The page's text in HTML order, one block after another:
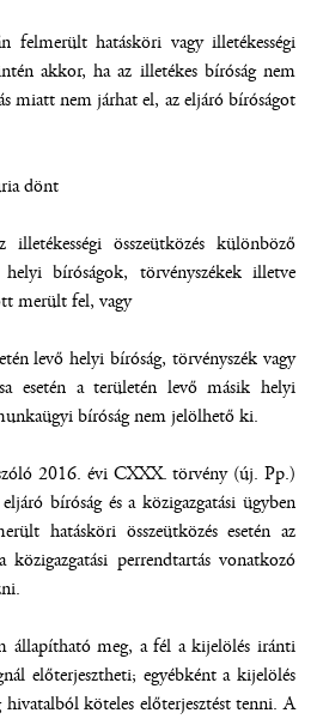
felmerült hatásköri vagy illetékességi
akkor, ha az illetékes bíróság nem
miatt nem járhat el, az eljáró bíróságot
dönt
összeütközés különböző
bíróságok, törvényszékek illetve
merült fel, vagy
levő helyi bíróság, törvényszék vagy
esetén a területén levő másik helyi
bíróság nem jelölhető ki.
2016. évi CXXX. törvény (új. Pp.)
bíróság és a közigazgatási ügyben
hatásköri összeütközés esetén az
közigazgatási perrendtartás vonatkozó
állapítható meg, a fél a kijelölés iránti
előterjesztheti; egyébként a kijelölés
köteles előterjesztést tenni. A